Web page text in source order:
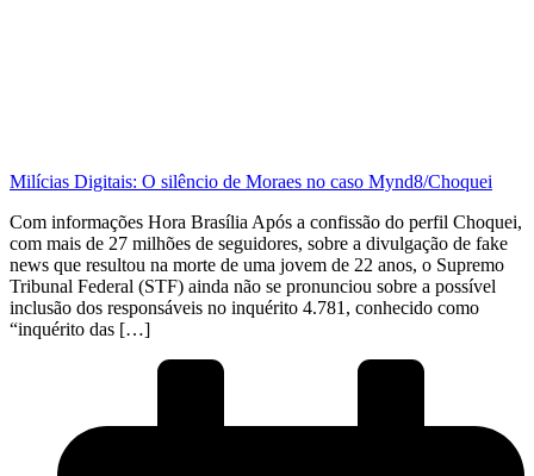
Milícias Digitais: O silêncio de Moraes no caso Mynd8/Choquei
Com informações Hora Brasília Após a confissão do perfil Choquei,
com mais de 27 milhões de seguidores, sobre a divulgação de fake
news que resultou na morte de uma jovem de 22 anos, o Supremo
Tribunal Federal (STF) ainda não se pronunciou sobre a possível
inclusão dos responsáveis no inquérito 4.781, conhecido como
“inquérito das […]